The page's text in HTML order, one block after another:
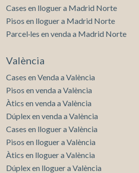
Cases en lloguer a Madrid Norte
Pisos en lloguer a Madrid Norte
Parcel·les en venda a Madrid Norte
València
Cases en Venda a València
Pisos en venda a València
Àtics en venda a València
Dúplex en venda a València
Cases en lloguer a València
Pisos en lloguer a València
Àtics en lloguer a València
Dúplex en lloguer a València